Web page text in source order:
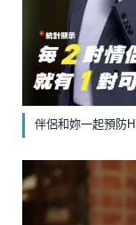
伴侶和妳一起預防